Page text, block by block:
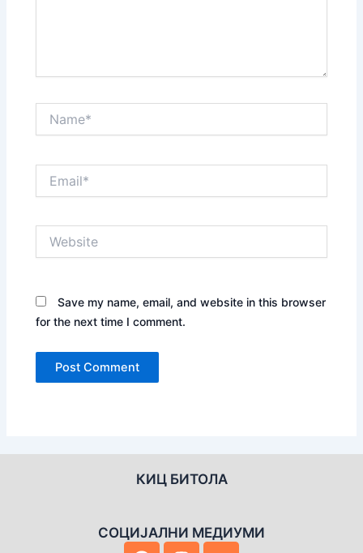
Save my name, email, and website in this browser
for the next time I comment.
КИЦ БИТОЛА
СОЦИЈАЛНИ МЕДИУМИ